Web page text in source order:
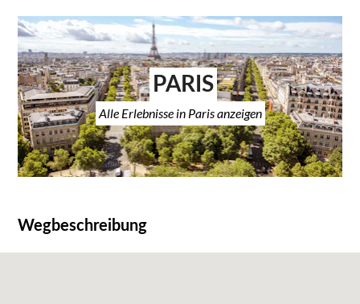
PARIS
Alle Erlebnisse in Paris anzeigen
Wegbeschreibung